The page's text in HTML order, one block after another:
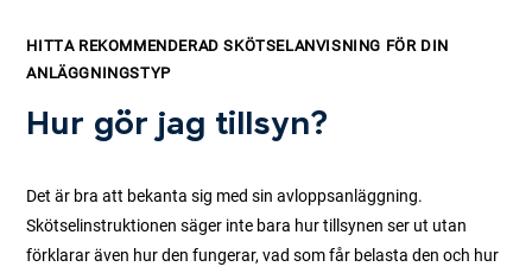
HITTA REKOMMENDERAD SKÖTSELANVISNING FÖR DIN
ANLÄGGNINGSTYP
Hur gör jag tillsyn?
Det är bra att bekanta sig med sin avloppsanläggning.
Skötselinstruktionen säger inte bara hur tillsynen ser ut utan
förklarar även hur den fungerar, vad som får belasta den och hur